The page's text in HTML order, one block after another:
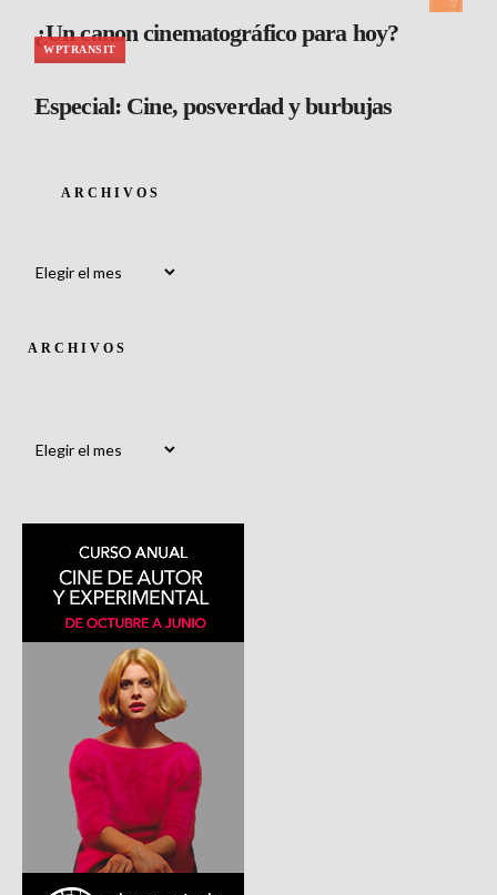
¿Un canon cinematográfico para hoy?
WPTRANSIT
Especial: Cine, posverdad y burbujas
ARCHIVOS
ARCHIVOS